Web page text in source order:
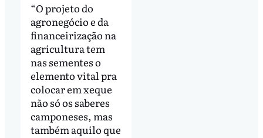
“O projeto do
agronegócio e da
financeirização na
agricultura tem
nas sementes o
elemento vital pra
colocar em xeque
não só os saberes
camponeses, mas
também aquilo que